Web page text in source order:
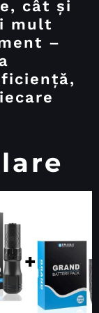
cât și
mult
–